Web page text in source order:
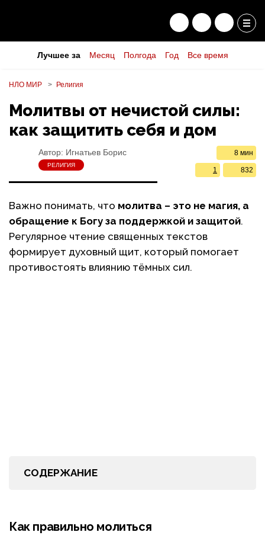
Лучшее за Месяц Полгода Год Все время
НЛО МИР Религия
Молитвы от нечистой силы:
как защитить себя и дом
Автор: Игнатьев Борис
РЕЛИГИЯ
8 мин
832
1
Важно понимать, что молитва – это не магия, а
обращение к Богу за поддержкой и защитой.
Регулярное чтение священных текстов
формирует духовный щит, который помогает
противостоять влиянию тёмных сил.
СОДЕРЖАНИЕ
Как правильно молиться